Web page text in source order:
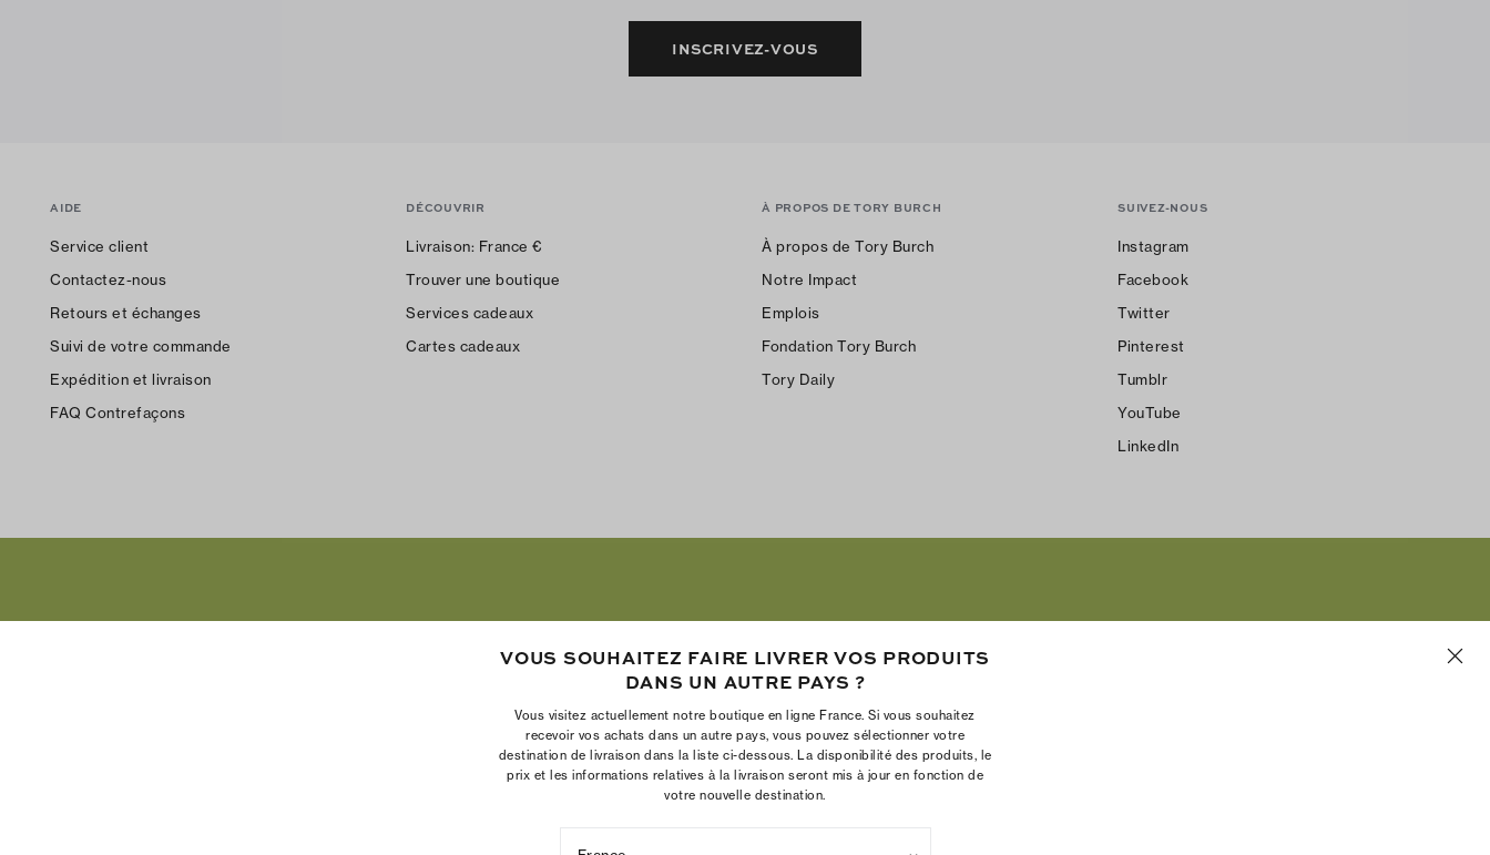
INSCRIVEZ-VOUS
AIDE
Service client
Contactez-nous
Retours et échanges
Suivi de votre commande
Expédition et livraison
FAQ Contrefaçons
DÉCOUVRIR
Livraison: France €
Trouver une boutique
Services cadeaux
Cartes cadeaux
À PROPOS DE TORY BURCH
À propos de Tory Burch
Notre Impact
Emplois
Fondation Tory Burch
Tory Daily
SUIVEZ-NOUS
Instagram
Facebook
Twitter
Pinterest
Tumblr
YouTube
LinkedIn
La Fondation Tory Burch renforce le pouvoir économique des femmes
VOUS SOUHAITEZ FAIRE LIVRER VOS PRODUITS
DANS UN AUTRE PAYS ?
Vous visitez actuellement notre boutique en ligne France. Si vous souhaitez
recevoir vos achats dans un autre pays, vous pouvez sélectionner votre
destination de livraison dans la liste ci-dessous. La disponibilité des produits, le
prix et les informations relatives à la livraison seront mis à jour en fonction de
votre nouvelle destination.